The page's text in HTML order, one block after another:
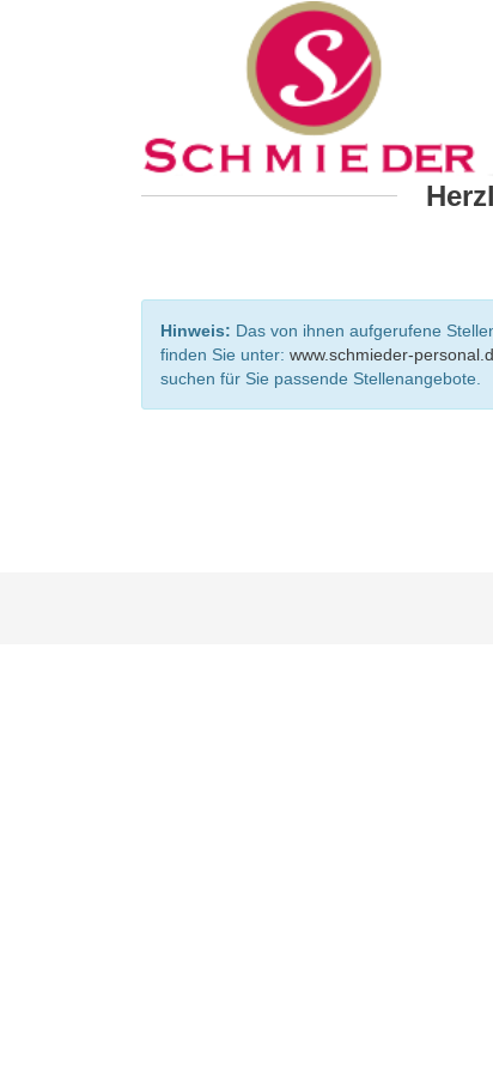
Hinweis: Das von ihnen aufgerufene
finden Sie unter: www.schmieder-
suchen für Sie passende Stellenangebote.